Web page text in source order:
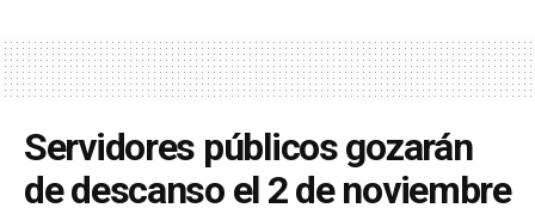
Servidores públicos gozarán
de descanso el 2 de noviembre